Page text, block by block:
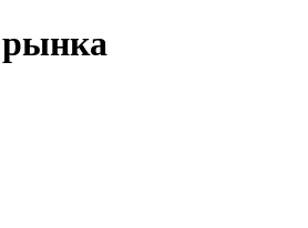
рынка